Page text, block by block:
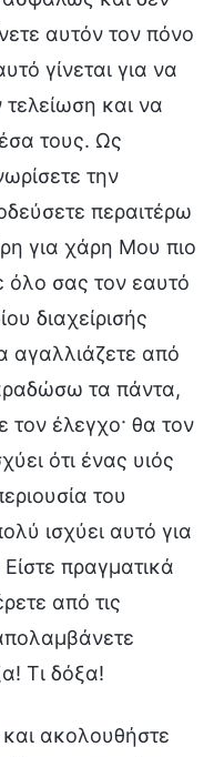
αυτόν τον πόνο
γίνεται για να
και να
τους. Ως
την
περαιτέρω
για χάρη Μου πιο
όλο σας τον εαυτό
διαχείρισής
αγαλλιάζετε από
τα πάντα,
τον έλεγχο· θα τον
ότι ένας υιός
του
ισχύει αυτό για
πραγματικά
από τις
Τι δόξα!
ακολουθήστε